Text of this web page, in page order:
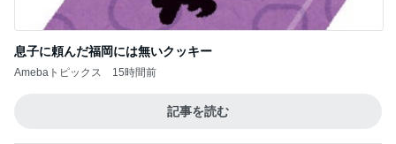
息子に頼んだ福岡には無いクッキー
Amebaトピックス 15時間前
記事を読む